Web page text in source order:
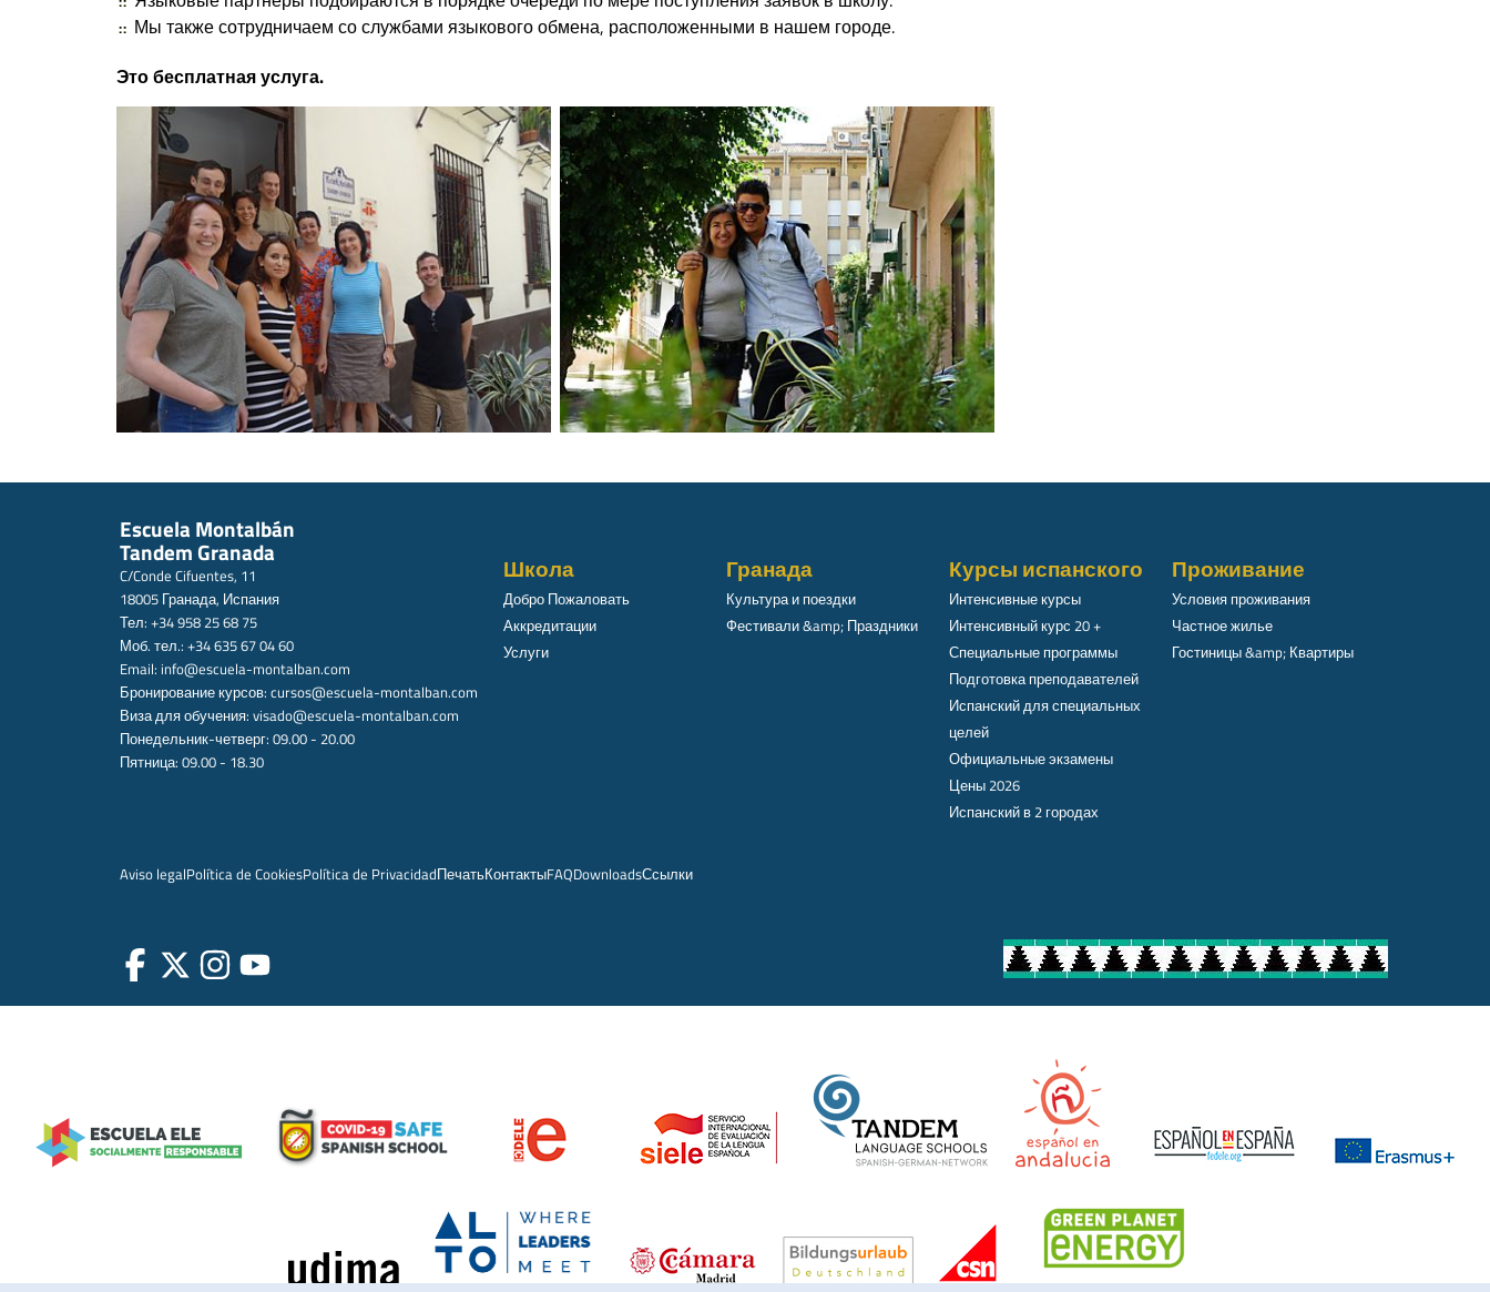
Мы также сотрудничаем со службами языкового обмена, расположенными в нашем городе.
Это бесплатная услуга.
Escuela Montalbán
Tandem Granada
C/Conde Cifuentes, 11
18005 Гранада, Испания
Тел: +34 958 25 68 75
Моб. тел.: +34 635 67 04 60
Email: info@escuela-montalban.com
Бронирование курсов: cursos@escuela-montalban.com
Виза для обучения: visado@escuela-montalban.com
Понедельник-четверг: 09.00 - 20.00
Пятница: 09.00 - 18.30
Школа
Добро Пожаловать
Аккредитации
Услуги
Гранада
Культура и поездки
Фестивали &amp; Праздники
Курсы испанского
Интенсивные курсы
Интенсивный курс 20 +
Специальные программы
Подготовка преподавателей
Испанский для специальных
целей
Официальные экзамены
Цены 2026
Испанский в 2 городах
Проживание
Условия проживания
Частное жилье
Гостиницы &amp; Квартиры
Aviso legalPolítica de CookiesPolítica de PrivacidadПечатьКонтактыFAQDownloadsСсылки